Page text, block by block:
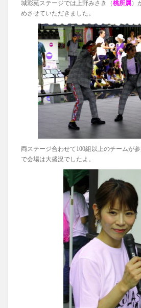
城彩苑ステージでは上野みさき（桃所属）
めさせていただきました。
両ステージ合わせて100組以上のチームが
で会場は大盛況でしたよ。